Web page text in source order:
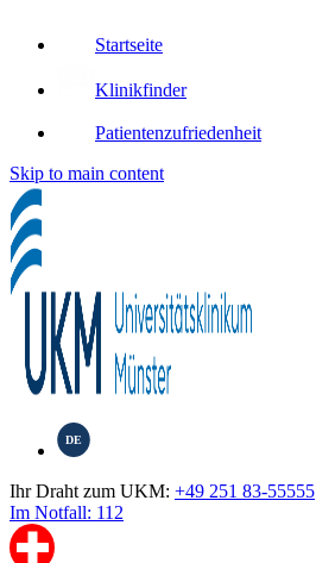
Startseite
Klinikfinder
Patientenzufriedenheit
Skip to main content
DE
Ihr Draht zum UKM: +49 251 83-55555
Im Notfall: 112